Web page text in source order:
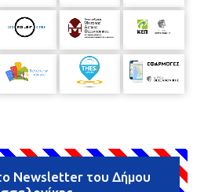
Newsletter του Δήμου